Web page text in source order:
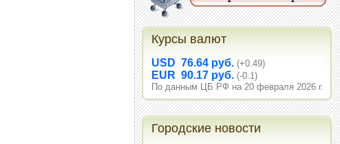
Курсы валют
USD 76.64 руб. (+0.49)
EUR 90.17 руб. (-0.1)
По данным ЦБ РФ на 20 февраля 2026 г.
Городские новости